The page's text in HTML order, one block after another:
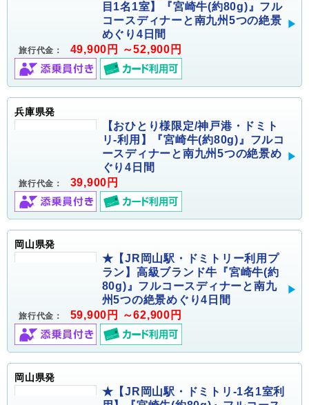
目1名1室】『宮崎牛(約80g)』フル
コースディナーと南九州5つの絶景
めぐり4日間
旅行代金： 49,900円 ～52,900円
兵庫県発
【おひとり様限定/神戸港・ドミト
リ-利用】『宮崎牛(約80g)』フルコ
ースディナーと南九州5つの絶景め
ぐり4日間
旅行代金： 39,900円
岡山県発
★【JR岡山駅・ドミトリー利用プ
ラン】高級ブランド牛『宮崎牛(約
80g)』フルコースディナーと南九
州5つの絶景めぐり4日間
旅行代金： 59,900円 ～62,900円
岡山県発
★【JR岡山駅・ドミトリ-1名1室利